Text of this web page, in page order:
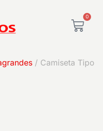
0
/ Camiseta Tipo